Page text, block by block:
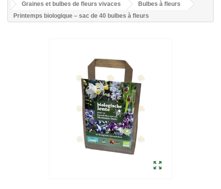
Graines et bulbes de fleurs vivaces
Bulbes à fleurs
Printemps biologique – sac de 40 bulbes à fleurs